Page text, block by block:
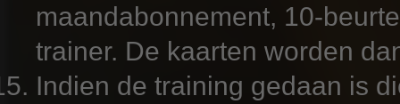
maandabonnement, 10-
trainer. De kaarten worden
Indien de training gedaan is